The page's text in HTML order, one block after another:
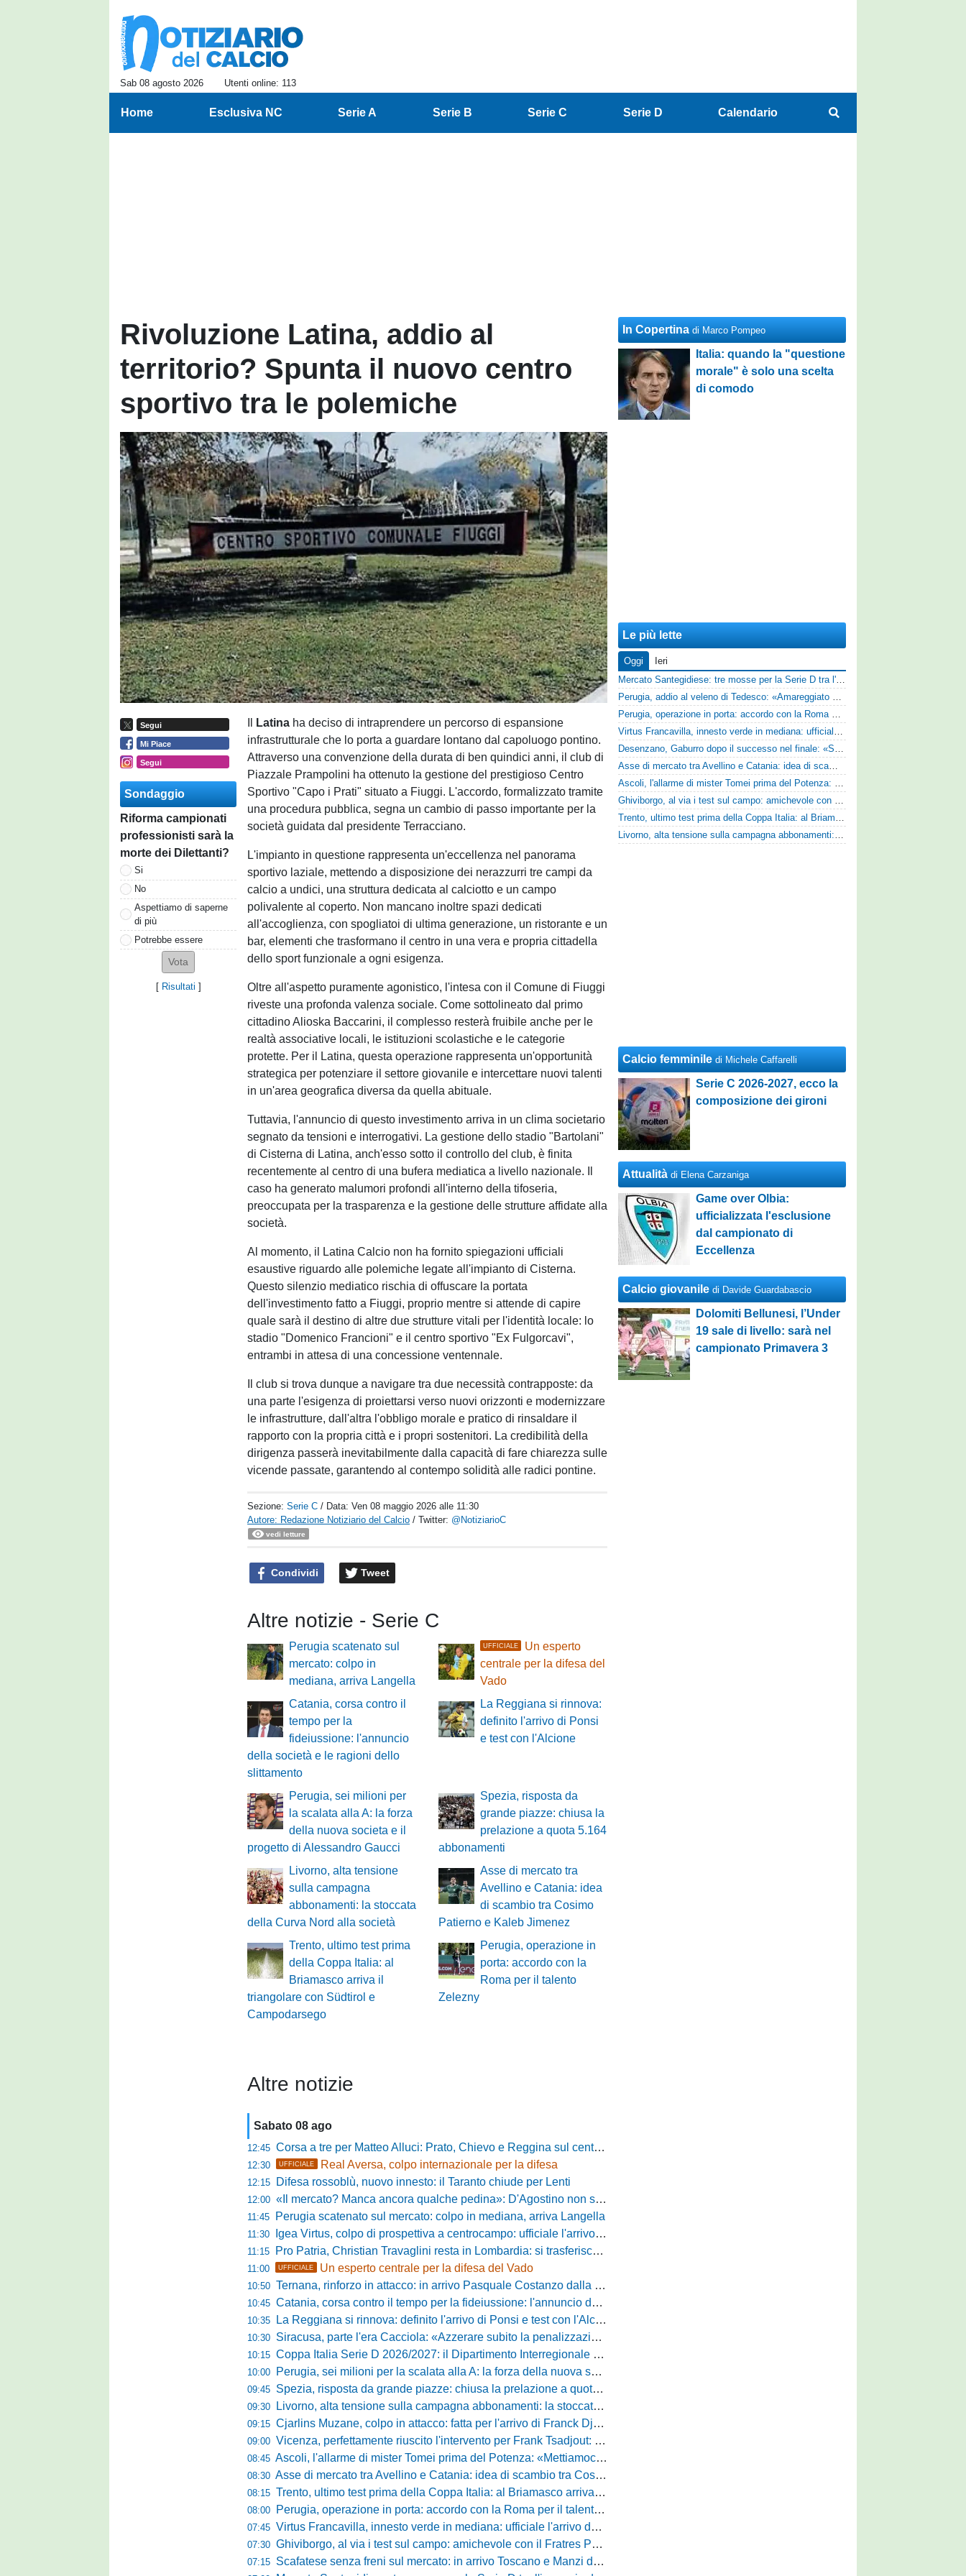
Sab 08 agosto 2026 Utenti online: 113
Home Esclusiva NC Serie A Serie B Serie C Serie D Calendario
Rivoluzione Latina, addio al
territorio? Spunta il nuovo centro
sportivo tra le polemiche
Segui
Mi Piace
Segui
Sondaggio
Riforma campionati
professionisti sarà la
morte dei Dilettanti?
Si
No
Aspettiamo di saperne
di più
Potrebbe essere
[ Risultati ]
Latina ha deciso di intraprendere un percorso di espansione
infrastrutturale che lo porta a guardare lontano dal capoluogo pontino.
Attraverso una convenzione della durata di ben quindici anni, il club di
Piazzale Prampolini ha ottenuto la gestione del prestigioso Centro
Sportivo "Capo i Prati" situato a Fiuggi. L'accordo, formalizzato tramite
una procedura pubblica, segna un cambio di passo importante per la
società guidata dal presidente Terracciano.
L'impianto in questione rappresenta un'eccellenza nel panorama
sportivo laziale, mettendo a disposizione dei nerazzurri tre campi da
calcio a undici, una struttura dedicata al calciotto e un campo
polivalente al coperto. Non mancano inoltre spazi dedicati
all'accoglienza, con spogliatoi di ultima generazione, un ristorante e un
bar, elementi che trasformano il centro in una vera e propria cittadella
dello sport funzionale a ogni esigenza.
Oltre all'aspetto puramente agonistico, l'intesa con il Comune di Fiuggi
riveste una profonda valenza sociale. Come sottolineato dal primo
cittadino Alioska Baccarini, il complesso resterà fruibile anche per le
realtà associative locali, le istituzioni scolastiche e le categorie
protette. Per il Latina, questa operazione rappresenta un'opportunità
strategica per potenziare il settore giovanile e intercettare nuovi talenti
in un'area geografica diversa da quella abituale.
Tuttavia, l'annuncio di questo investimento arriva in un clima societario
segnato da tensioni e interrogativi. La gestione dello stadio "Bartolani"
di Cisterna di Latina, anch'esso sotto il controllo del club, è finita
recentemente al centro di una bufera mediatica a livello nazionale. Il
caso ha generato malumori profondi all'interno della tifoseria,
preoccupata per la trasparenza e la gestione delle strutture affidate alla
società.
Al momento, il Latina Calcio non ha fornito spiegazioni ufficiali
esaustive riguardo alle polemiche legate all'impianto di Cisterna.
Questo silenzio mediatico rischia di offuscare la portata
dell'investimento fatto a Fiuggi, proprio mentre si attende di capire
quale sarà il destino di altre due strutture vitali per l'identità locale: lo
stadio "Domenico Francioni" e il centro sportivo "Ex Fulgorcavi",
entrambi in attesa di una concessione ventennale.
Il club si trova dunque a navigare tra due necessità contrapposte: da
una parte l'esigenza di proiettarsi verso nuovi orizzonti e modernizzare
le infrastrutture, dall'altra l'obbligo morale e pratico di rinsaldare il
rapporto con la propria città e i propri sostenitori. La credibilità della
dirigenza passerà inevitabilmente dalla capacità di fare chiarezza sulle
vicende passate, garantendo al contempo solidità alle radici pontine.
Sezione:Serie C / Data:Ven 08 maggio 2026 alle 11:30
Autore: Redazione Notiziario del Calcio / Twitter: @NotiziarioC
vedi letture
Condividi Tweet
Altre notizie - Serie C
Perugia scatenato sul
mercato: colpo in
mediana, arriva Langella
UFFICIALE
Un esperto
centrale per la difesa del
Vado
Catania, corsa contro il
tempo per la
fideiussione: l'annuncio
della società e le ragioni dello
slittamento
La Reggiana si rinnova:
definito l'arrivo di Ponsi
e test con l'Alcione
Perugia, sei milioni per
la scalata alla A: la forza
della nuova societa e il
progetto di Alessandro Gaucci
Spezia, risposta da
grande piazze: chiusa la
prelazione a quota 5.164
abbonamenti
Livorno, alta tensione
sulla campagna
abbonamenti: la stoccata
della Curva Nord alla società
Asse di mercato tra
Avellino e Catania: idea
di scambio tra Cosimo
Patierno e Kaleb Jimenez
Trento, ultimo test prima
della Coppa Italia: al
Briamasco arriva il
triangolare con Südtirol e
Campodarsego
Perugia, operazione in
porta: accordo con la
Roma per il talento
Zelezny
Altre notizie
Sabato 08 ago
12:45 Corsa a tre per Matteo Alluci: Prato, Chievo e Reggina sul centrocampista
12:30 UFFICIALE Real Aversa, colpo internazionale per la difesa
12:15 Difesa rossoblù, nuovo innesto: il Taranto chiude per Lenti
12:00 «Il mercato? Manca ancora qualche pedina»: D'Agostino non si ferma e punta in alto
11:45 Perugia scatenato sul mercato: colpo in mediana, arriva Langella
11:30 Igea Virtus, colpo di prospettiva a centrocampo: ufficiale l'arrivo di Bilal Khamlich
11:15 Pro Patria, Christian Travaglini resta in Lombardia: si trasferisce in Serie D
11:00 UFFICIALE Un esperto centrale per la difesa del Vado
10:50 Ternana, rinforzo in attacco: in arrivo Pasquale Costanzo dalla Paganese
10:45 Catania, corsa contro il tempo per la fideiussione: l'annuncio della società e le ragioni dello slittamento
10:35 La Reggiana si rinnova: definito l'arrivo di Ponsi e test con l'Alcione
10:30 Siracusa, parte l'era Cacciola: «Azzerare subito la penalizzazione, saremo camaleontici»
10:15 Coppa Italia Serie D 2026/2027: il Dipartimento Interregionale corregge il tabellone, ecco i nuovi abbinamenti
10:00 Perugia, sei milioni per la scalata alla A: la forza della nuova societa e il progetto di Alessandro Gaucci
09:45 Spezia, risposta da grande piazze: chiusa la prelazione a quota 5.164 abbonamenti
09:30 Livorno, alta tensione sulla campagna abbonamenti: la stoccata della Curva Nord alla società
09:15 Cjarlins Muzane, colpo in attacco: fatta per l'arrivo di Franck Djoulou
09:00 Vicenza, perfettamente riuscito l'intervento per Frank Tsadjout: il comunicato del club
08:45 Ascoli, l'allarme di mister Tomei prima del Potenza: «Mettiamoci l'elmetto, l'obiettivo è la salvezza e non dobbiamo vendere fumo!»
08:30 Asse di mercato tra Avellino e Catania: idea di scambio tra Cosimo Patierno e Kaleb Jimenez
08:15 Trento, ultimo test prima della Coppa Italia: al Briamasco arriva il triangolare con Südtirol e Campodarsego
08:00 Perugia, operazione in porta: accordo con la Roma per il talento Zelezny
07:45 Virtus Francavilla, innesto verde in mediana: ufficiale l'arrivo del classe 2008 Gianluca Ajello
07:30 Ghiviborgo, al via i test sul campo: amichevole con il Fratres Perignano e sguardo al nuovo girone E
07:15 Scafatese senza freni sul mercato: in arrivo Toscano e Manzi dall'Avellino per la Serie C
In Copertina di Marco Pompeo
Italia: quando la "questione
morale" è solo una scelta
di comodo
Le più lette
Oggi
Ieri
Mercato Santegidiese: tre mosse per la Serie D tra l'ingaggio di Diakhate e due rinnovi chiave
Perugia, addio al veleno di Tedesco: «Amareggiato dalle parole di Alessandro Gaucci, mi hanno ferito umanamente»
Perugia, operazione in porta: accordo con la Roma per il talento Zelezny
Virtus Francavilla, innesto verde in mediana: ufficiale l'arrivo del classe 2008 Gianluca Ajello
Desenzano, Gaburro dopo il successo nel finale: «Sapevamo che avremmo sofferto, ma si è vista la voglia di vincere»
Asse di mercato tra Avellino e Catania: idea di scambio tra Cosimo Patierno e Kaleb Jimenez
Ascoli, l'allarme di mister Tomei prima del Potenza: «Mettiamoci l'elmetto, l'obiettivo è la salvezza e non dobbiamo vendere fumo!»
Ghiviborgo, al via i test sul campo: amichevole con il Fratres Perignano e sguardo al nuovo girone E
Trento, ultimo test prima della Coppa Italia: al Briamasco arriva il triangolare con Südtirol e Campodarsego
Livorno, alta tensione sulla campagna abbonamenti: la stoccata della Curva Nord alla società
Calcio femminile di Michele Caffarelli
Serie C 2026-2027, ecco la
composizione dei gironi
Attualità di Elena Carzaniga
Game over Olbia:
ufficializzata l'esclusione
dal campionato di
Eccellenza
Calcio giovanile di Davide Guardabascio
Dolomiti Bellunesi, l’Under
19 sale di livello: sarà nel
campionato Primavera 3